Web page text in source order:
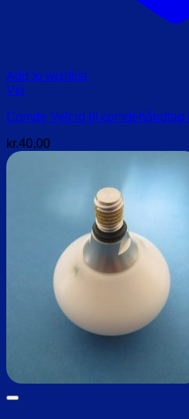
Add to wishlist
Vis
Comde Velcro til comdehåndtag
kr.40,00